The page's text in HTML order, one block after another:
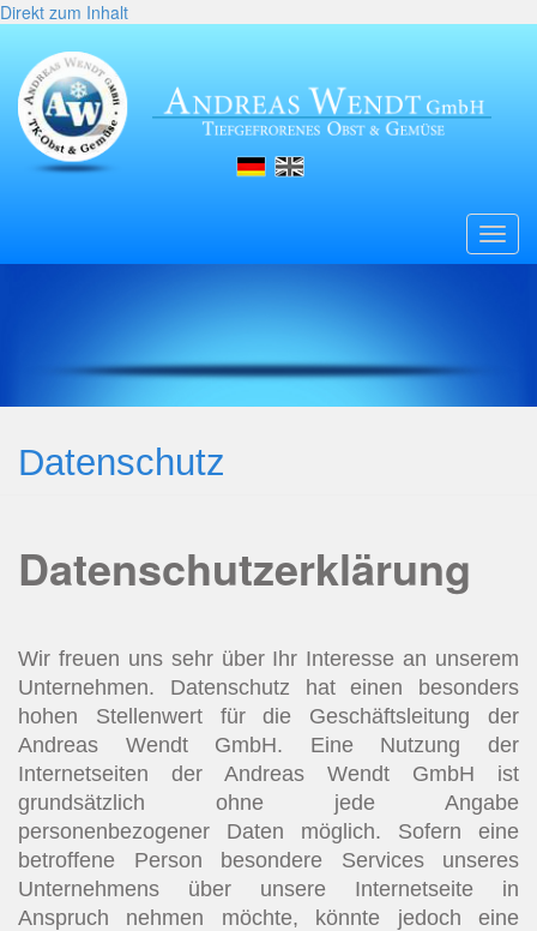
Direkt zum Inhalt
Datenschutz
Datenschutzerklärung
Wir freuen uns sehr über Ihr Interesse an unserem
Unternehmen. Datenschutz hat einen besonders
hohen Stellenwert für die Geschäftsleitung der
Andreas Wendt GmbH. Eine Nutzung der
Internetseiten der Andreas Wendt GmbH ist
grundsätzlich ohne jede Angabe
personenbezogener Daten möglich. Sofern eine
betroffene Person besondere Services unseres
Unternehmens über unsere Internetseite in
Anspruch nehmen möchte, könnte jedoch eine